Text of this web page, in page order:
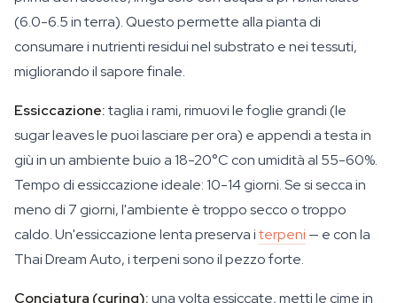
(6.0-6.5 in terra). Questo permette alla pianta di
consumare i nutrienti residui nel substrato e nei tessuti,
migliorando il sapore finale.
Essiccazione:taglia i rami, rimuovi le foglie grandi (le
sugar leaves le puoi lasciare per ora) e appendi a testa in
giù in un ambiente buio a 18-20°C con umidità al 55-60%.
Tempo di essiccazione ideale: 10-14 giorni. Se si secca in
meno di 7 giorni, l'ambiente è troppo secco o troppo
caldo. Un'essiccazione lenta preserva iterpeni — e con la
Thai Dream Auto, i terpeni sono il pezzo forte.
Conciatura (curing):una volta essiccate, metti le cime in